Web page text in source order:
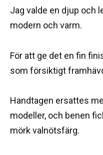
Jag valde en djup och
modern och varm.
För att ge det en fin
som försiktigt
Handtagen ersattes
modeller, och benen
mörk valnötsfärg.